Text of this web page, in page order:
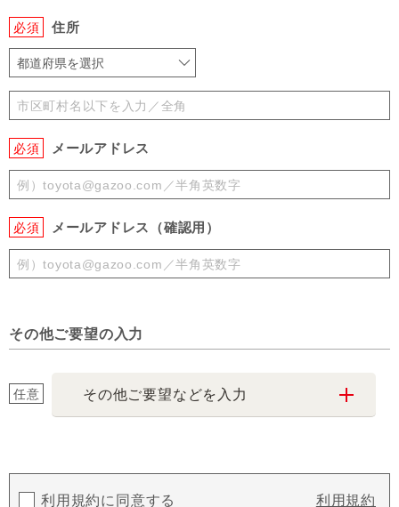
必須 住所
都道府県を選択
必須 メールアドレス
必須 メールアドレス（確認用）
その他ご要望の入力
任意 その他ご要望などを入力
利用規約に同意する 利用規約